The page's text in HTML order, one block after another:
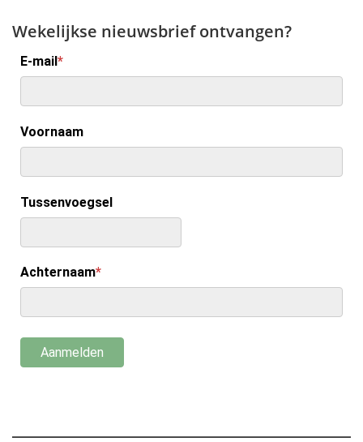
Wekelijkse nieuwsbrief ontvangen?